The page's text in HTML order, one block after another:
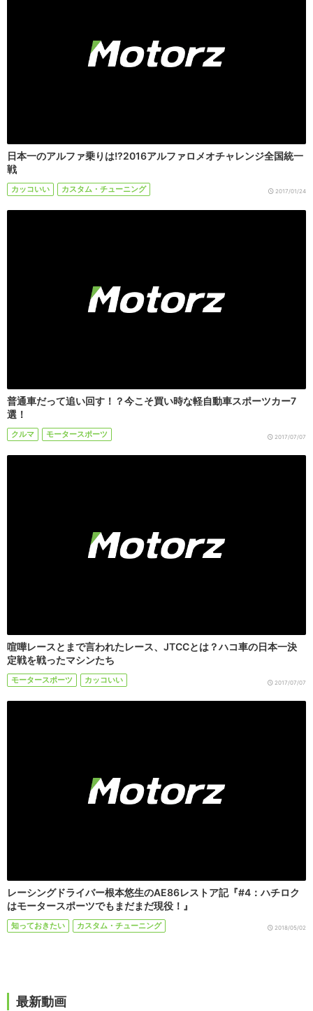
日本一のアルファ乗りは!?2016アルファロメオチャレンジ全国統一
戦
カッコいい カスタム・チューニング 2017/01/24
普通車だって追い回す！？今こそ買い時な軽自動車スポーツカー7
選！
クルマ モータースポーツ 2017/07/07
喧嘩レースとまで言われたレース、JTCCとは？ハコ車の日本一決
定戦を戦ったマシンたち
モータースポーツ カッコいい 2017/07/07
レーシングドライバー根本悠生のAE86レストア記『#4：ハチロク
はモータースポーツでもまだまだ現役！』
知っておきたい カスタム・チューニング 2018/05/02
最新動画